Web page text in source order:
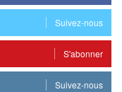
Suivez-nous
S'abonner
Suivez-nous